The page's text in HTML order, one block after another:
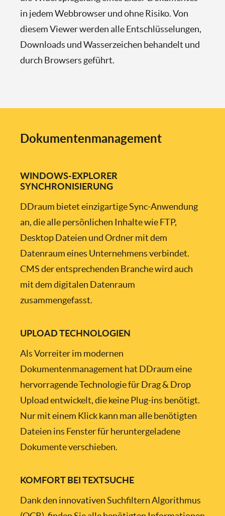
in jedem Webbrowser und ohne Risiko. Von
diesem Viewer werden alle Entschlüsselungen,
Downloads und Wasserzeichen behandelt und
durch Browsers geführt.
Dokumentenmanagement
WINDOWS-EXPLORER
SYNCHRONISIERUNG
DDraum bietet einzigartige Sync-Anwendung
an, die alle persönlichen Inhalte wie FTP,
Desktop Dateien und Ordner mit dem
Datenraum eines Unternehmens verbindet.
CMS der entsprechenden Branche wird auch
mit dem digitalen Datenraum
zusammengefasst.
UPLOAD TECHNOLOGIEN
Als Vorreiter im modernen
Dokumentenmanagement hat DDraum eine
hervorragende Technologie für Drag & Drop
Upload entwickelt, die keine Plug-ins benötigt.
Nur mit einem Klick kann man alle benötigten
Dateien ins Fenster für heruntergeladene
Dokumente verschieben.
KOMFORT BEI TEXTSUCHE
Dank den innovativen Suchfiltern Algorithmus